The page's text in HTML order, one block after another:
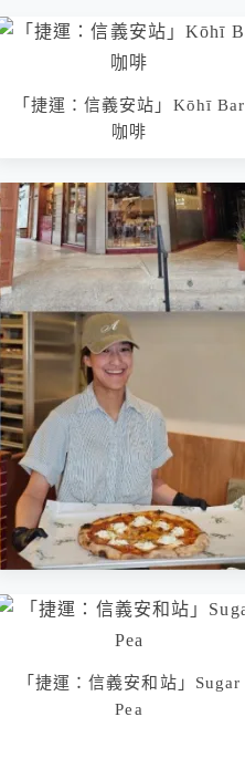
「捷運：信義安站」Kōhī Bar
咖啡
「捷運：信義安和站」Sugar
Pea